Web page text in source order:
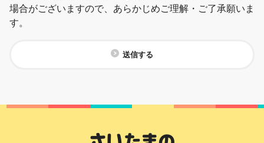
場合がございますので、あらかじめご理解・ご了承願いま
す。
送信する